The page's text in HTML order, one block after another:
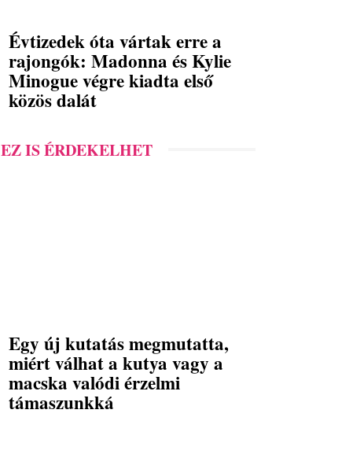
Évtizedek óta vártak erre a
rajongók: Madonna és Kylie
Minogue végre kiadta első
közös dalát
EZ IS ÉRDEKELHET
Egy új kutatás megmutatta,
miért válhat a kutya vagy a
macska valódi érzelmi
támaszunkká